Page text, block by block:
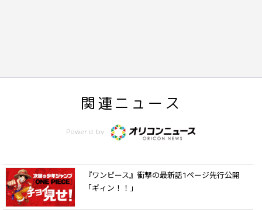
関連ニュース
Powerd by
『ワンピース』衝撃の最新話1ページ先行公開
「ギィン！！」